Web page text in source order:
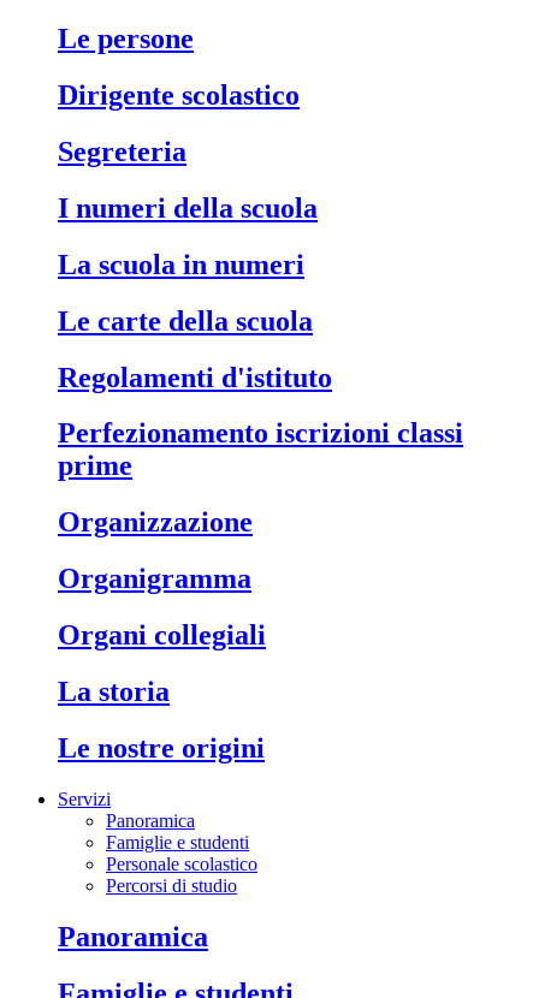
le persone
dirigente scolastico
segreteria
i numeri della scuola
la scuola in numeri
le carte della scuola
regolamenti d'istituto
perfezionamento iscrizioni classi
prime
organizzazione
organigramma
organi collegiali
la storia
le nostre origini
Servizi
Panoramica
Famiglie e studenti
Personale scolastico
Percorsi di studio
panoramica